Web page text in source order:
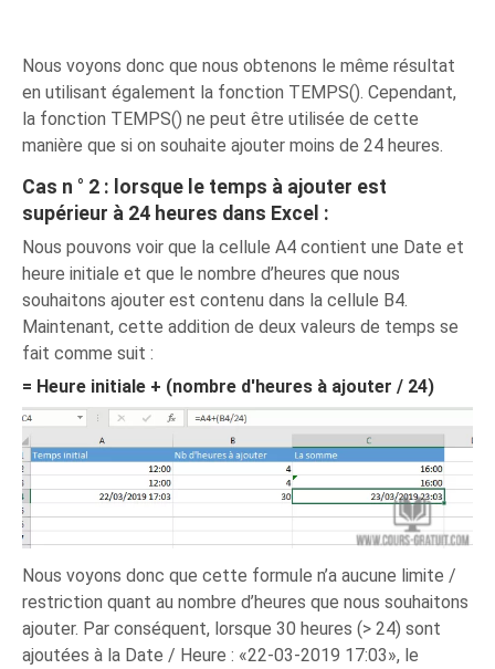
Nous voyons donc que nous obtenons le même résultat
en utilisant également la fonction TEMPS(). Cependant,
la fonction TEMPS() ne peut être utilisée de cette
manière que si on souhaite ajouter moins de 24 heures.
Cas n ° 2 : lorsque le temps à ajouter est
supérieur à 24 heures dans Excel :
Nous pouvons voir que la cellule A4 contient une Date et
heure initiale et que le nombre d’heures que nous
souhaitons ajouter est contenu dans la cellule B4.
Maintenant, cette addition de deux valeurs de temps se
fait comme suit :
= Heure initiale + (nombre d'heures à ajouter / 24)
Nous voyons donc que cette formule n’a aucune limite /
restriction quant au nombre d’heures que nous souhaitons
ajouter. Par conséquent, lorsque 30 heures (> 24) sont
ajoutées à la Date / Heure : «22-03-2019 17:03», le